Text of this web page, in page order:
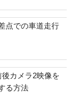
点での車道走行
後カメラ2映像を
る方法